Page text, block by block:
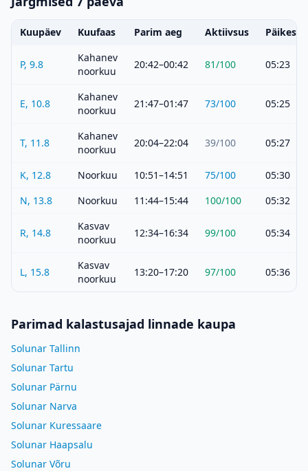
Kuupäev Kuufaas Parim aeg Aktiivsus
P, 9.8
Kahanev
noorkuu
20:42–00:42 81/100 05:23
E, 10.8
Kahanev
noorkuu
21:47–01:47 73/100 05:25
T, 11.8
Kahanev
noorkuu
20:04–22:04 39/100 05:27
K, 12.8 Noorkuu 10:51–14:51 75/100
05:30
N, 13.8
Noorkuu 11:44–15:44 100/100 05:32
R, 14.8
Kasvav
noorkuu
12:34–16:34 99/100 05:34
L, 15.8
Kasvav
noorkuu
13:20–17:20 97/100 05:36
Parimad kalastusajad linnade kaupa
Solunar Tallinn
Solunar Tartu
Solunar Pärnu
Solunar Narva
Solunar Kuressaare
Solunar Haapsalu
Solunar Võru